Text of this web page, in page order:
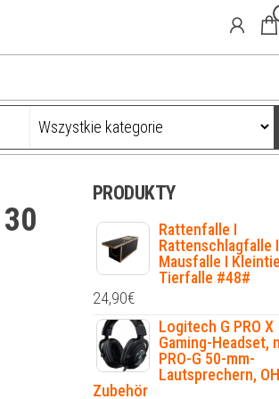
PRODUKTY
Rattenfalle I
Rattenschlagfalle I
Mausfalle I
Tierfalle #48#
24,90€
Logitech G PRO X
Gaming-Headset,
PRO-G 50-mm-
Lautsprechern,
Zubehör